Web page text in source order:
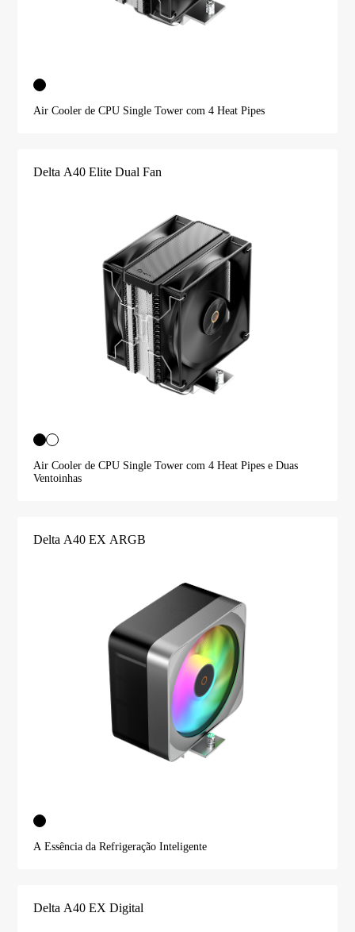
Air Cooler de CPU Single Tower com 4 Heat Pipes
Delta A40 Elite Dual Fan
Air Cooler de CPU Single Tower com 4 Heat Pipes e Duas
Ventoinhas
Delta A40 EX ARGB
A Essência da Refrigeração Inteligente
Delta A40 EX Digital